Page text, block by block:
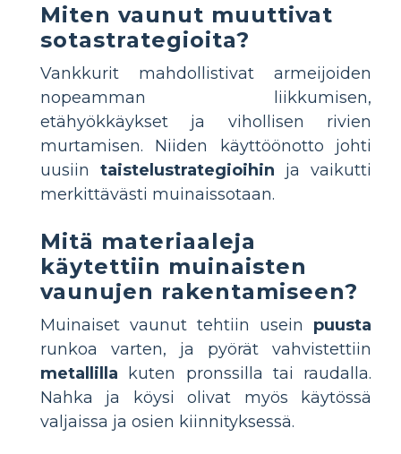
Miten vaunut muuttivat
sotastrategioita?
Vankkurit mahdollistivat armeijoiden
nopeamman liikkumisen,
etähyökkäykset ja vihollisen rivien
murtamisen. Niiden käyttöönotto johti
uusiin taistelustrategioihin ja vaikutti
merkittävästi muinaissotaan.
Mitä materiaaleja
käytettiin muinaisten
vaunujen rakentamiseen?
Muinaiset vaunut tehtiin usein puusta
runkoa varten, ja pyörät vahvistettiin
metallilla kuten pronssilla tai raudalla.
Nahka ja köysi olivat myös käytössä
valjaissa ja osien kiinnityksessä.